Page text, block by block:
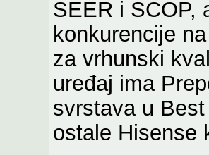
SEER i SCOP,
konkurencije
za vrhunski
uređaj ima
svrstava u
ostale Hisense